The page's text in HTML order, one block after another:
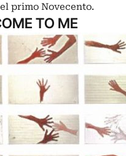
primo Novecento.
TO ME